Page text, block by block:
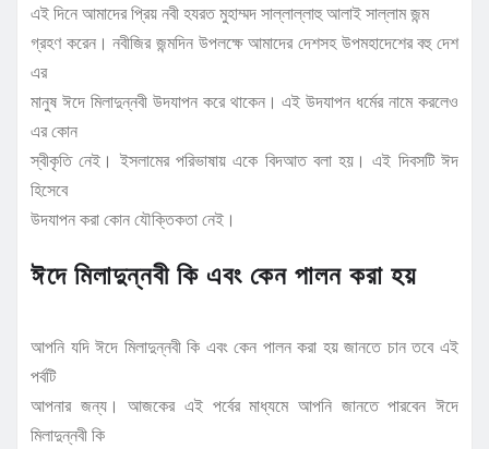
এই দিনে আমাদের প্রিয় নবী হযরত মুহাম্মদ সাল্লাল্লাহু আলাই সাল্লাম জন্ম
গ্রহণ করেন। নবীজির জন্মদিন উপলক্ষে আমাদের দেশসহ উপমহাদেশের বহু দেশ
এর
মানুষ ঈদে মিলাদুন্নবী উদযাপন করে থাকেন। এই উদযাপন ধর্মের নামে করলেও
এর কোন
স্বীকৃতি নেই। ইসলামের পরিভাষায় একে বিদআত বলা হয়। এই দিবসটি ঈদ
হিসেবে
উদযাপন করা কোন যৌক্তিকতা নেই।
ঈদে মিলাদুন্নবী কি এবং কেন পালন করা হয়
আপনি যদি ঈদে মিলাদুন্নবী কি এবং কেন পালন করা হয় জানতে চান তবে এই
পর্বটি
আপনার জন্য। আজকের এই পর্বের মাধ্যমে আপনি জানতে পারবেন ঈদে
মিলাদুন্নবী কি